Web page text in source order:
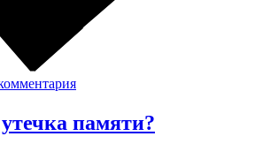
утечка памяти?